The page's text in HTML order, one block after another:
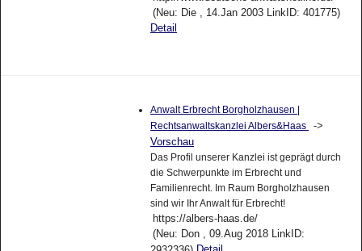
(Neu: Die , 14.Jan 2003 LinkID: 401775)
Detail
Anwalt Erbrecht Borgholzhausen |
Rechtsanwaltskanzlei Albers&Haas
->
Vorschau
Das Profil unserer Kanzlei ist geprägt durch
die Schwerpunkte im Erbrecht und
Familienrecht. Im Raum Borgholzhausen
sind wir Ihr Anwalt für Erbrecht!
https://albers-haas.de/
(Neu: Don , 09.Aug 2018 LinkID: